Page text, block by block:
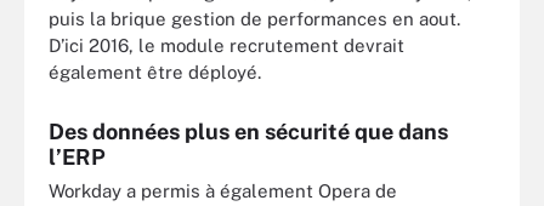
puis la brique gestion de performances en aout.
D’ici 2016, le module recrutement devrait
également être déployé.
Des données plus en sécurité que dans
l’ERP
Workday a permis à également Opera de